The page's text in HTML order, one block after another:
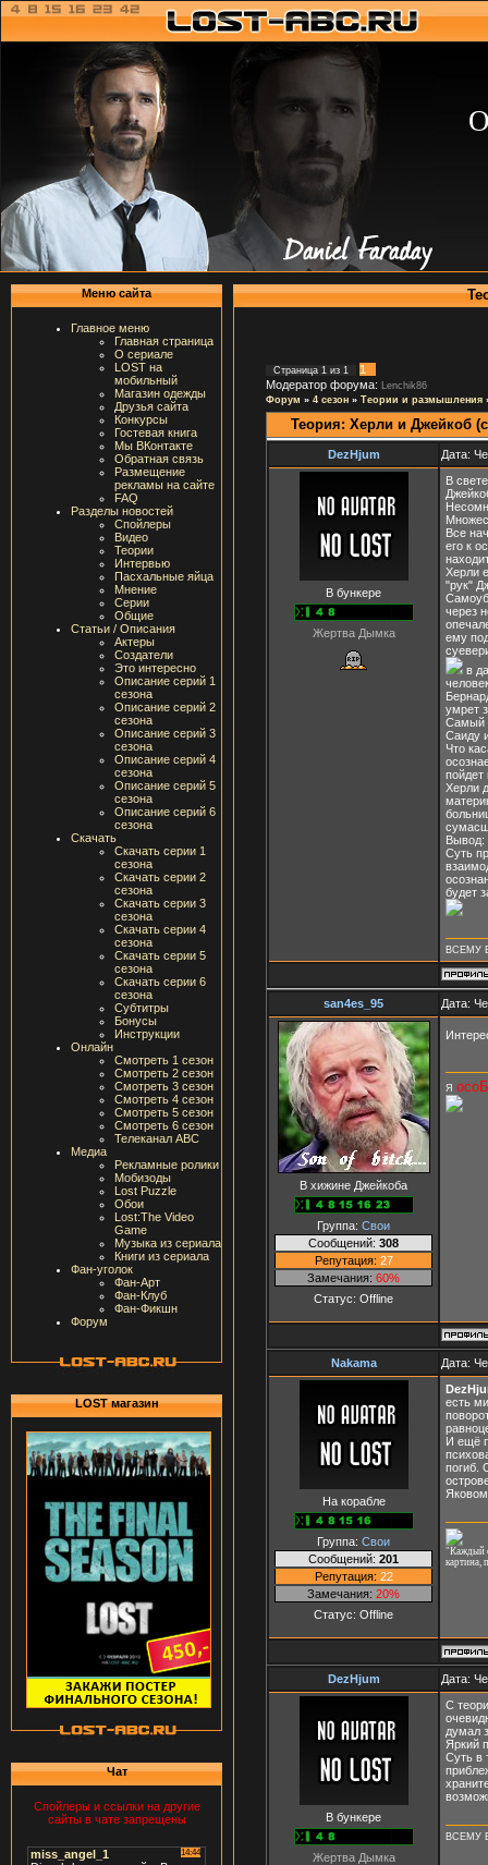
Меню сайта
Главное меню
Главная страница
О сериале
LOST на
мобильный
Магазин одежды
Друзья сайта
Конкурсы
Гостевая книга
Мы ВКонтакте
Обратная связь
Размещение
рекламы на сайте
FAQ
Разделы новостей
Спойлеры
Видео
Теории
Интервью
Пасхальные яйца
Мнение
Серии
Общие
Статьи / Описания
Актеры
Создатели
Это интересно
Описание серий 1
сезона
Описание серий 2
сезона
Описание серий 3
сезона
Описание серий 4
сезона
Описание серий 5
сезона
Описание серий 6
сезона
Скачать
Скачать серии 1
сезона
Скачать серии 2
сезона
Скачать серии 3
сезона
Скачать серии 4
сезона
Скачать серии 5
сезона
Скачать серии 6
сезона
Субтитры
Бонусы
Инструкции
Онлайн
Смотреть 1 сезон
Смотреть 2 сезон
Смотреть 3 сезон
Смотреть 4 сезон
Смотреть 5 сезон
Смотреть 6 сезон
Телеканал ABC
Медиа
Рекламные ролики
Мобизоды
Lost Puzzle
Обои
Lost:The Video
Game
Музыка из сериала
Книги из сериала
Фан-уголок
Фан-Арт
Фан-Клуб
Фан-Фикшн
Форум
LOST магазин
Чат
Спойлеры и ссылки на другие
сайты в чате запрещены
Страница 1 из 1
1
Модератор форума:
Lenchik86
Форум » 4 сезон » Теории и размышления
Теория: Херли и Джейкоб
DezHjum Дата:
В бункере
Жертва Дымка
В
Все
его к
Херли
"рук"
через
ему
в
умрет
Самый
Саиду
Что
пойдет
Херли
Вывод:
Суть
будет
ВСЕМУ
san4es_95 Дата:
В хижине Джейкоба
Группа: Свои
Сообщений: 308
Репутация: 27
Замечания: 60%
Статус: Offline
Я
Nakama Дата:
На корабле
Группа: Свои
Сообщений: 201
Репутация: 22
Замечания: 20%
Статус: Offline
есть
И ещё
погиб.
"Каждый
картина,
DezHjum Дата:
В бункере
Жертва Дымка
С
думал
Яркий
Суть в
ВСЕМУ